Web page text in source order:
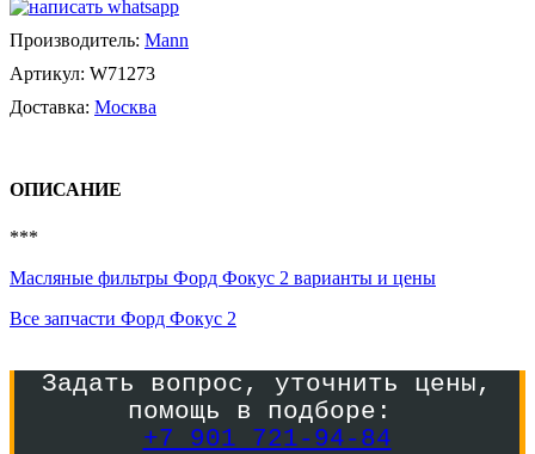
Производитель: Mann
Артикул: W71273
Доставка: Москва
ОПИСАНИЕ
***
Масляные фильтры Форд Фокус 2 варианты и цены
Все запчасти Форд Фокус 2
Задать вопрос, уточнить цены,
помощь в подборе:
+7 901 721-94-84